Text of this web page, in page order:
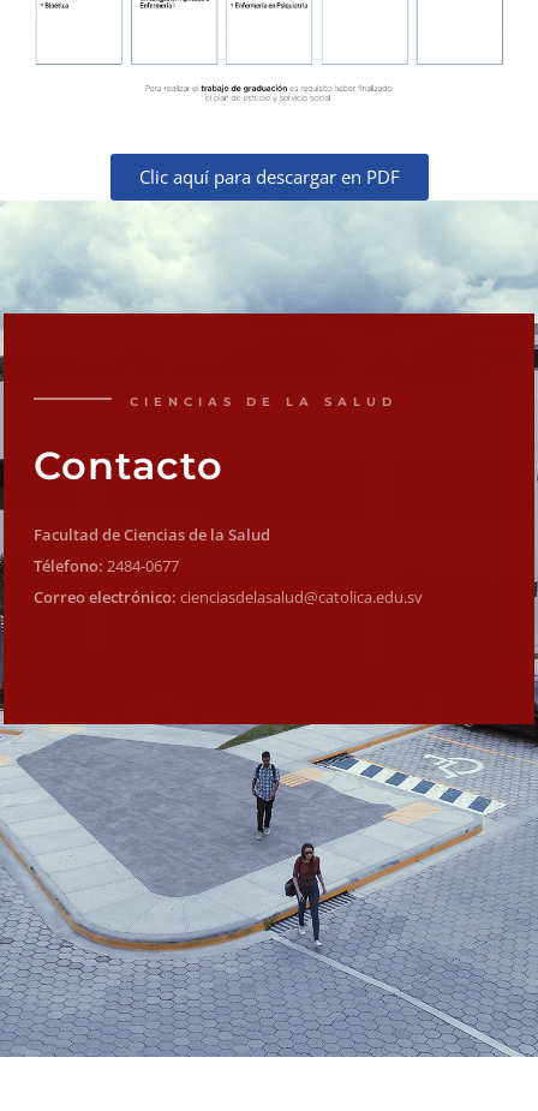
Clic aquí para descargar en PDF
CIENCIAS DE LA SALUD
Contacto
Facultad de Ciencias de la Salud
Télefono: 2484-0677
Correo electrónico: cienciasdelasalud@catolica.edu.sv